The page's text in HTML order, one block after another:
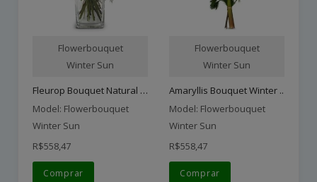
Flowerbouquet
Winter Sun
Fleurop Bouquet Natural M..
Model: Flowerbouquet
Winter Sun
R$558,47
Comprar
Flowerbouquet
Winter Sun
Amaryllis Bouquet Winter ..
Model: Flowerbouquet
Winter Sun
R$558,47
Comprar